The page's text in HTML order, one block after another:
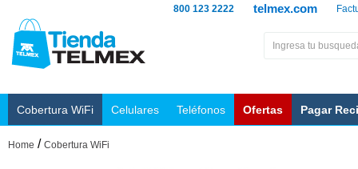
telmex.com
800 123 2222
Cobertura WiFi Celulares Teléfonos Ofertas Pagar
Home / Cobertura WiFi